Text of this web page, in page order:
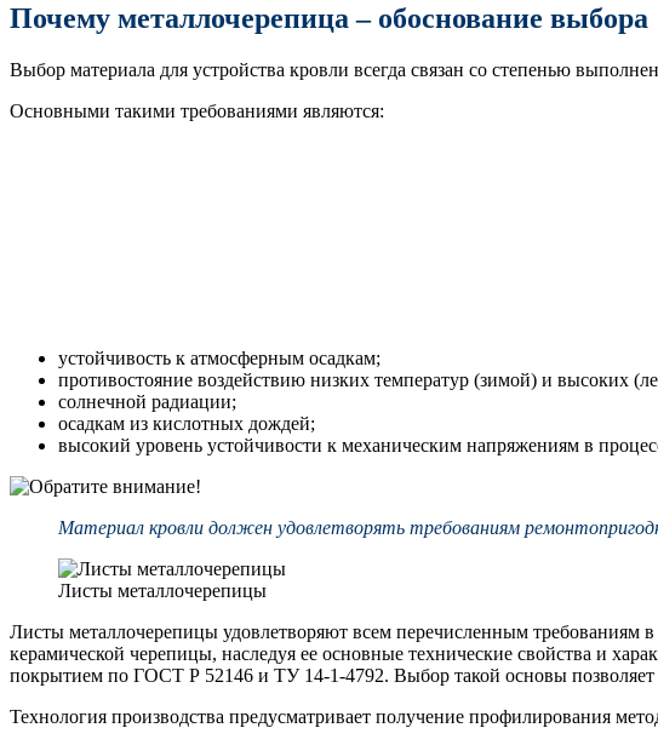
Почему металлочерепица – обоснование выбора
Выбор материала для устройства кровли всегда связан со степенью
Основными такими требованиями являются:
устойчивость к атмосферным осадкам;
противостояние воздействию низких температур (зимой) и высоких
солнечной радиации;
осадкам из кислотных дождей;
высокий уровень устойчивости к механическим напряжениям в
Материал кровли должен удовлетворять требованиям
Листы металлочерепицы
Листы металлочерепицы удовлетворяют всем перечисленным
керамической черепицы, наследуя ее основные технические свойства и
покрытием по ГОСТ Р 52146 и ТУ 14-1-4792. Выбор такой основы позволяет
Технология производства предусматривает получение профилирования